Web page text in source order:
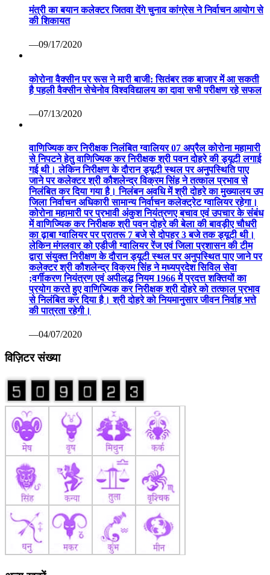
मंत्री का बयान कलेक्टर जितवा देंगे चुनाव कांग्रेस ने निर्वाचन आयोग से
की शिकायत
—09/17/2020
कोरोना वैक्सीन पर रूस ने मारी बाजी: सितंबर तक बाजार में आ सकती
है पहली वैक्सीन सेचेनोव विश्वविद्यालय का दावा सभी परीक्षण रहे सफल
—07/13/2020
वाणिज्यिक कर निरीक्षक निलंबित ग्वालियर 07 अप्रैल कोरोना महामारी
से निपटने हेतु वाणिज्यिक कर निरीक्षक श्री पवन दोहरे की ड्यूटी लगाई
गई थी। लेकिन निरीक्षण के दौरान ड्यूटी स्थल पर अनुपस्थिति पाए
जाने पर कलेक्टर श्री कौशलेन्द्र विक्रम सिंह ने तत्काल प्रभाव से
निलंबित कर दिया गया है। निलंबन अवधि में श्री दोहरे का मुख्यालय उप
जिला निर्वाचन अधिकारी सामान्य निर्वाचन कलेक्ट्रेट ग्वालियर रहेगा।
कोरोना महामारी पर प्रभावी अंकुश नियंत्रणए बचाव एवं उपचार के संबंध
में वाणिज्यिक कर निरीक्षक श्री पवन दोहरे की बेला की बावड़ीए चौधरी
का ढ़ाबा ग्वालियर पर प्रातरू 7 बजे से दोपहर 3 बजे तक ड्यूटी थी।
लेकिन मंगलवार को एडीजी ग्वालियर रेंज एवं जिला प्रशासन की टीम
द्वारा संयुक्त निरीक्षण के दौरान ड्यूटी स्थल पर अनुपस्थित पाए जाने पर
कलेक्टर श्री कौशलेन्द्र विक्रम सिंह ने मध्यप्रदेश सिविल सेवा
;वर्गीकरण नियंत्रण एवं अपीलद्ध नियम 1966 में प्रदत्त शक्तियों का
प्रयोग करते हुए वाणिज्यिक कर निरीक्षक श्री दोहरे को तत्काल प्रभाव
से निलंबित कर दिया है। श्री दोहरे को नियमानुसार जीवन निर्वाह भत्ते
की पात्रता रहेगी।
—04/07/2020
विज़िटर संख्या